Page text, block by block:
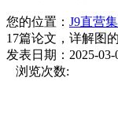
您的位置： J9直营
17篇论文，详解图
发表日期：2025-
浏览次数: